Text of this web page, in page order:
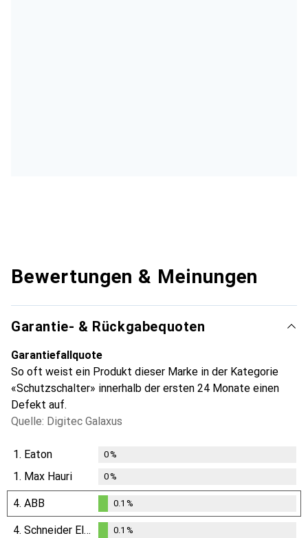
Bewertungen & Meinungen
Garantie- & Rückgabequoten
Garantiefallquote
So oft weist ein Produkt dieser Marke in der Kategorie
«Schutzschalter» innerhalb der ersten 24 Monate einen
Defekt auf.
Quelle: Digitec Galaxus
1. Eaton 0%
1. Max Hauri 0%
4. ABB
0.1%
0.1 %
4. Schneider Electric 0.1 %